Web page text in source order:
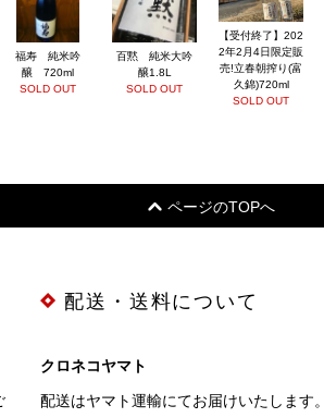
福寿 純米吟
醸 720ml
SOLD OUT
百黙 純米大吟
醸1.8L
SOLD OUT
【受付終了】202
2年2月4日限定販
売!立春朝搾り(富
久錦)720ml
SOLD OUT
ページのTOPへ
配送・送料について
クロネコヤマト
配送はヤマト運輸にてお届けいたします。